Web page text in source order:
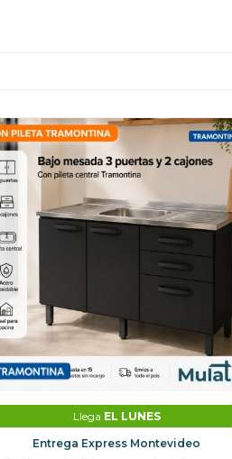
Llega EL LUNES
Entrega Express Montevideo